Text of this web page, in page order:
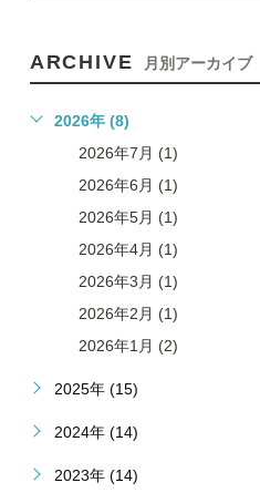
ARCHIVE 月別アーカイブ
2026年 (8)
2026年7月 (1)
2026年6月 (1)
2026年5月 (1)
2026年4月 (1)
2026年3月 (1)
2026年2月 (1)
2026年1月 (2)
2025年 (15)
2024年 (14)
2023年 (14)